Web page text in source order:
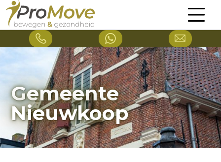
Gemeente
Nieuwkoop